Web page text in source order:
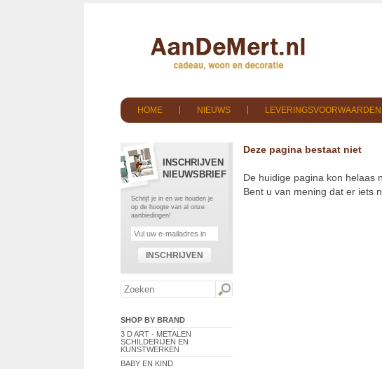
HOME NIEUWS LEVERINGSVOORWAARDEN
INSCHRIJVEN
NIEUWSBRIEF
Schrijf je in en we houden je
op de hoogte van al onze
aanbiedingen!
INSCHRIJVEN
SHOP BY BRAND
3 D ART - METALEN
SCHILDERIJEN EN
KUNSTWERKEN
BABY EN KIND
Deze pagina bestaat niet
De huidige pagina kon helaas
Bent u van mening dat er iets